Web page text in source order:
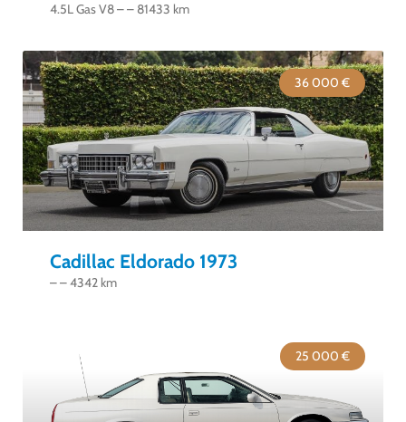
4.5L Gas V8 – – 81433 km
36 000 €
Cadillac Eldorado 1973
– – 4342 km
25 000 €